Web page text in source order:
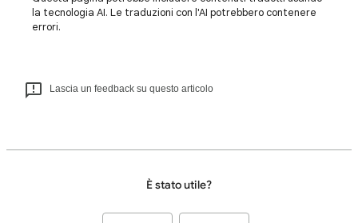
la tecnologia AI. Le traduzioni con l'AI potrebbero contenere
errori.
Lascia un feedback su questo articolo
È stato utile?